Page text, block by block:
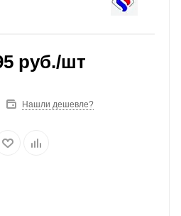
руб./шт
Нашли дешевле?